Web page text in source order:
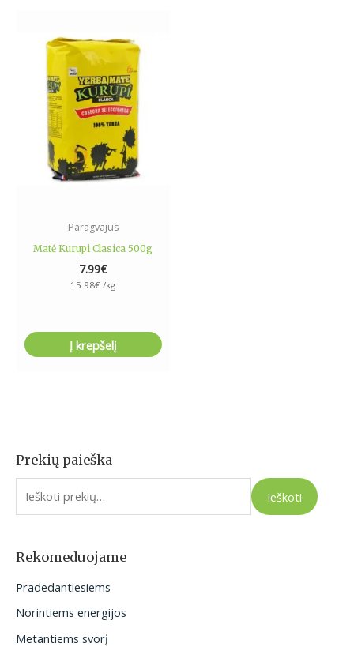
Prekių paieška
I
e
o
:
Ieškoti
Rekomeduojame
Pradedantiesiems
Norintiems energijos
Metantiems svorį
Paragvajus
Matė Kurupi Clasica 500g
7.99€
15.98€ /kg
Į krepšelį